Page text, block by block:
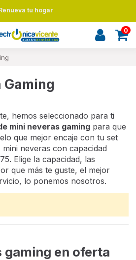
tu hogar
0
hemos seleccionado para ti
mini neveras gaming para que
que mejor encaje con tu set
neveras con capacidad
Elige la capacidad, las
que más te guste, el mejor
lo ponemos nosotros.
gaming en oferta